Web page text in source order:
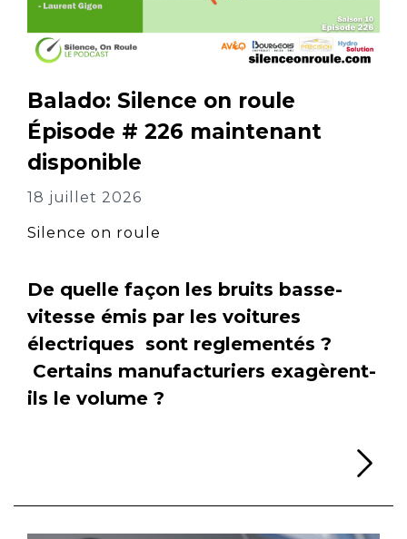
Balado: Silence on roule
Épisode # 226 maintenant
disponible
18 juillet 2026
Silence on roule
De quelle façon les bruits basse-
vitesse émis par les voitures
électriques sont reglementés ?
Certains manufacturiers exagèrent-
ils le volume ?